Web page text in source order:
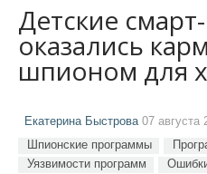
Детские
оказались
шпионом для
Екатерина Быстрова 07 августа
Шпионские программы
Уязвимости программ